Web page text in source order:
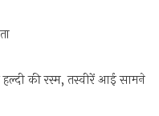
की रस्म, तस्वीरें आई सामने